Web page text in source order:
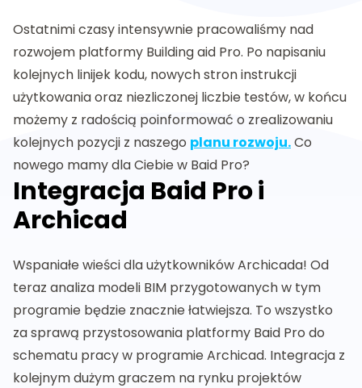
Ostatnimi czasy intensywnie pracowaliśmy nad
rozwojem platformy Building aid Pro. Po napisaniu
kolejnych linijek kodu, nowych stron instrukcji
użytkowania oraz niezliczonej liczbie testów, w końcu
możemy z radością poinformować o zrealizowaniu
kolejnych pozycji z naszego planu rozwoju.Co
nowego mamy dla Ciebie w Baid Pro?
Integracja Baid Pro i
Archicad
Wspaniałe wieści dla użytkowników Archicada! Od
teraz analiza modeli BIM przygotowanych w tym
programie będzie znacznie łatwiejsza. To wszystko
za sprawą przystosowania platformy Baid Pro do
schematu pracy w programie Archicad. Integracja z
kolejnym dużym graczem na rynku projektów